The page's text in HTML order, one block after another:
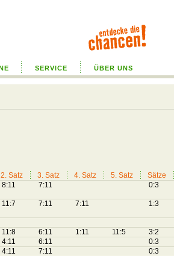
SERVICE ÜBER UNS
2. Satz 3. Satz 4. Satz 5. Satz Sätze
8:11 7:11 0:3
11:7 7:11 7:11 1:3
11:8 6:11 1:11 11:5 3:2
4:11 6:11 0:3
4:11 7:11 0:3